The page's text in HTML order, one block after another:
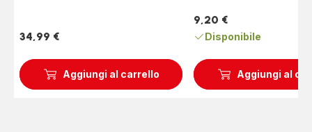
Aggiungi al carrello
Prezzo
34,99 €
Aggiungi al
Prezzo
9,20 €
Disponibile